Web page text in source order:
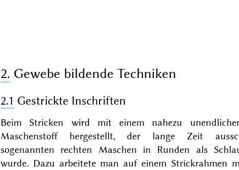
2. Gewebe bildende Techniken
2.1 Gestrickte Inschriften
Beim Stricken wird mit einem nahezu
Maschenstoff hergestellt, der lange Zeit
sogenannten rechten Maschen in Runden als
wurde. Dazu arbeitete man auf einem Strickrahmen